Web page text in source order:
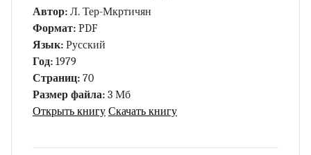
Автор: Л. Тер-Мкртичян
Формат: PDF
Язык: Русский
Год: 1979
Страниц: 70
Размер файла: 3 Мб
Открыть книгу Скачать книгу